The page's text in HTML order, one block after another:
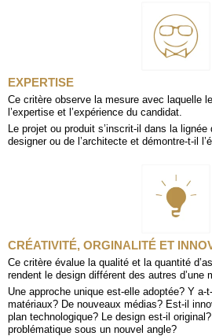
EXPERTISE
Ce critère observe la mesure avec laquelle
l’expertise et l’expérience du candidat.
Le projet ou produit s’inscrit-il dans la
designer ou de l’architecte et démontre-t-il
CRÉATIVITÉ, ORGINALITÉ ET
Ce critère évalue la qualité et la quantité
rendent le design différent des autres d’une
Une approche unique est-elle adoptée? Y a-
matériaux? De nouveaux médias? Est-il
plan technologique? Le design est-il
problématique sous un nouvel angle?